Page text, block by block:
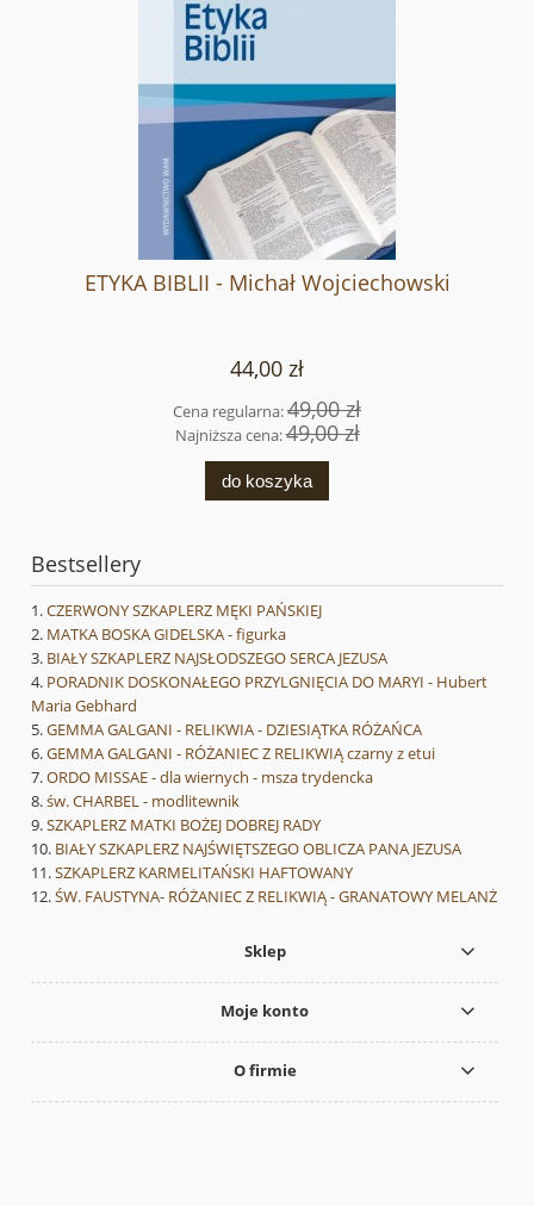
ETYKA BIBLII - Michał Wojciechowski
44,00 zł
Cena regularna:49,00 zł
Najniższa cena:49,00 zł
do koszyka
Bestsellery
CZERWONY SZKAPLERZ MĘKI PAŃSKIEJ
MATKA BOSKA GIDELSKA - figurka
BIAŁY SZKAPLERZ NAJSŁODSZEGO SERCA JEZUSA
PORADNIK DOSKONAŁEGO PRZYLGNIĘCIA DO MARYI - Hubert
Maria Gebhard
GEMMA GALGANI - RELIKWIA - DZIESIĄTKA RÓŻAŃCA
GEMMA GALGANI - RÓŻANIEC Z RELIKWIĄ czarny z etui
ORDO MISSAE - dla wiernych - msza trydencka
św. CHARBEL - modlitewnik
SZKAPLERZ MATKI BOŻEJ DOBREJ RADY
BIAŁY SZKAPLERZ NAJŚWIĘTSZEGO OBLICZA PANA JEZUSA
SZKAPLERZ KARMELITAŃSKI HAFTOWANY
ŚW. FAUSTYNA- RÓŻANIEC Z RELIKWIĄ - GRANATOWY MELANŻ
Sklep
Moje konto
O firmie